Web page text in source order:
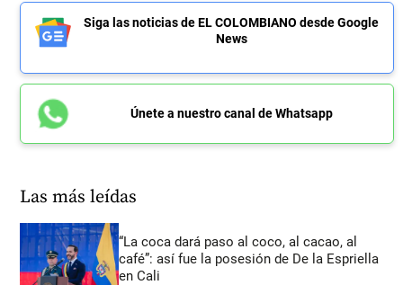
Siga las noticias de EL COLOMBIANO desde Google
News
Únete a nuestro canal de Whatsapp
Las más leídas
“La coca dará paso al coco, al cacao, al
café”: así fue la posesión de De la Espriella
en Cali